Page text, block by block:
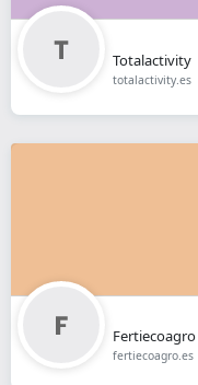
Totalactivity
totalactivity.es
Fertiecoagro
fertiecoagro.es